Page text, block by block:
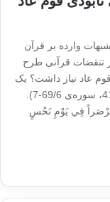
وارده بر قرآن
تنقضات قرآنی طرح
عاد نیاز داشت؟ یک
روز (سوره‌ی 54/19) یا چندین روز (سوره‌ی 41/16، سوره‌ی 69/6-7).
رِيحاً صَرْصَراً فِي يَوْمِ نَحْسٍ